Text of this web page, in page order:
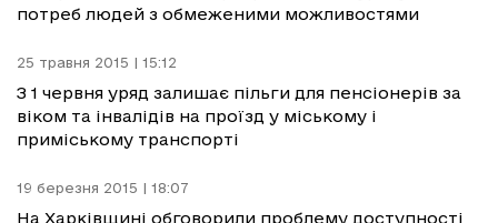
потреб людей з обмеженими можливостями
25 травня 2015 | 15:12
З 1 червня уряд залишає пільги для пенсіонерів за
віком та інвалідів на проїзд у міському і
приміському транспорті
19 березня 2015 | 18:07
На Харківщині обговорили проблему доступності